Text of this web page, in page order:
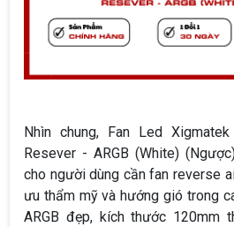
Nhìn chung, Fan Led
Resever - ARGB (White)
cho người dùng cần fan reverse
ưu thẩm mỹ và hướng gió trong
ARGB đẹp, kích thước 120mm